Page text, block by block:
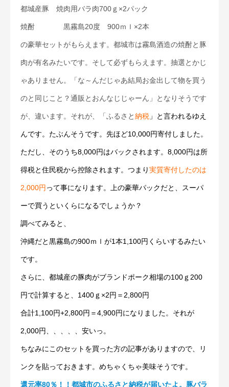
都城産豚 焼肉用バラ肉700ｇ×2パック
焼酎 黒霧島20度 900ｍｌ×2本
の豪華セットがもらえます。都城市は霧島酒造の焼酎と豚
肉が有名みたいです。そして必ずもらえます。抽選とかじ
ゃありません。「な～んだじゃあ結局お金出して物を買う
のと同じこと？通販とおんなじじゃーん」となりそうです
が、違います。それが、「ふるさと納税 」と言われるゆえ
んです。たぶんそうです。先ほど10,000円寄付しました。
ただし、そのうち8,000円はバックされます。8,000円は所
得税と住民税から控除されます。つまり実質寄付したのは
2,000円 って事になります。上の豪華パックだと、スーパ
ーで買うといくらになるでしょうか？
調べてみると、
沖縄だと黒霧島の900ｍｌが1本1,100円くらいするみたい
です。
さらに、都城産の豚肉がブランドポーク相場の100ｇ200
円で計算すると、1400ｇ×2円＝2,800円
合計1,100円+2,800円＝4,900円になりました。それが
2,000円、、、、、安いっ。
ちなみにこのセットを買った方の記事がありますので、リ
ンクを貼っておきます。めちゃくちゃ美味そうです。
還元率80％！！都城市のふるさと納税が届いたよ。豚バラ